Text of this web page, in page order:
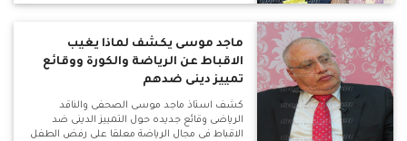
ماجد موسى يكشف لماذا يغيب
الاقباط عن الرياضة والكورة ووقائع
تمييز دينى ضدهم
كشف استاذ ماجد موسى الصحفى والناقد
الرياضى وقائع جديده حول التمييز الدينى ضد
الاقباط فى مجال الرياضة معلقا على رفض الطفل